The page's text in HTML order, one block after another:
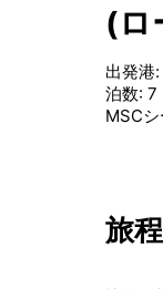
(ロ
出発港:
泊数: 7
MSC
旅程